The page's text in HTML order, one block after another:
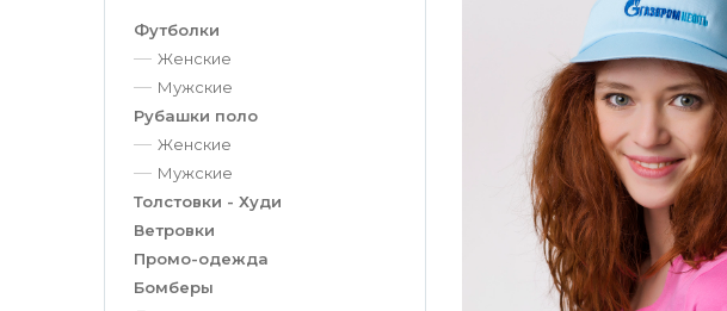
Футболки
Женские
Мужские
Рубашки поло
Женские
Мужские
Толстовки - Худи
Ветровки
Промо-одежда
Бомберы